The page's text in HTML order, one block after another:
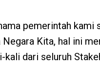
pemerintah kami
Negara Kita, hal ini
kali dari seluruh